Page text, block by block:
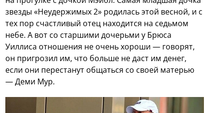
звезды «Неудержимых 2» родилась этой весной, и с
тех пор счастливый отец находится на седьмом
небе. А вот со старшими дочерьми у Брюса
Уиллиса отношения не очень хороши — говорят,
он пригрозил им, что больше не даст им денег,
если они перестанут общаться со своей матерью
— Деми Мур.